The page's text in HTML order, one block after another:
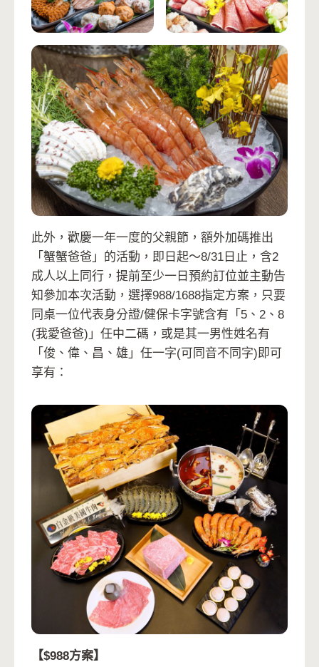
此外，歡慶一年一度的父親節，額外加碼推出
「蟹蟹爸爸」的活動，即日起～8/31日止，含2
成人以上同行，提前至少一日預約訂位並主動告
知參加本次活動，選擇988/1688指定方案，只要
同桌一位代表身分證/健保卡字號含有「5、2、8
(我愛爸爸)」任中二碼，或是其一男性姓名有
「俊、偉、昌、雄」任一字(可同音不同字)即可
享有：
【$988方案】